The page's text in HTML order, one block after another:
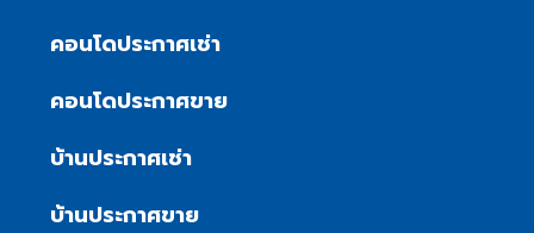
คอนโดประกาศเช่า
คอนโดประกาศขาย
บ้านประกาศเช่า
บ้านประกาศขาย